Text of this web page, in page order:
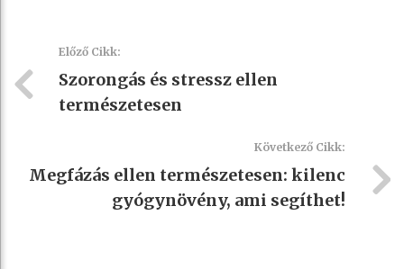
Előző Cikk:
Szorongás és stressz ellen
természetesen
Következő Cikk:
Megfázás ellen természetesen: kilenc
gyógynövény, ami segíthet!